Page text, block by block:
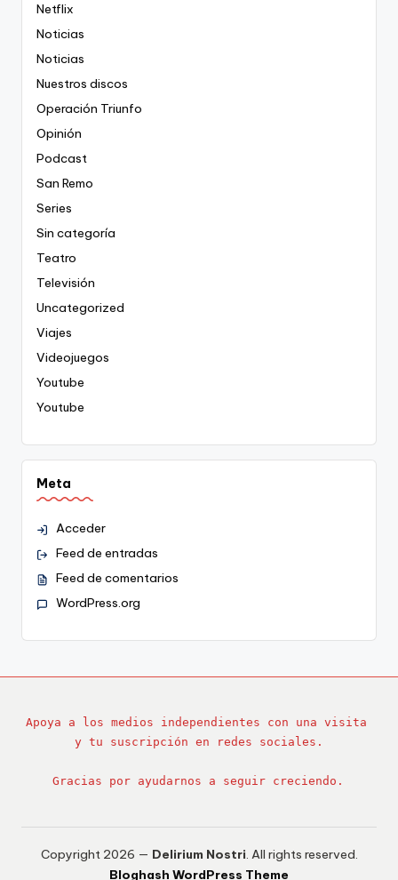
Netflix
Noticias
Noticias
Nuestros discos
Operación Triunfo
Opinión
Podcast
San Remo
Series
Sin categoría
Teatro
Televisión
Uncategorized
Viajes
Videojuegos
Youtube
Youtube
Meta
Acceder
Feed de entradas
Feed de comentarios
WordPress.org
Apoya a los medios independientes con una visita
y tu suscripción en redes sociales.
Gracias por ayudarnos a seguir creciendo.
Copyright 2026 — Delirium Nostri . All rights reserved.
Bloghash WordPress Theme